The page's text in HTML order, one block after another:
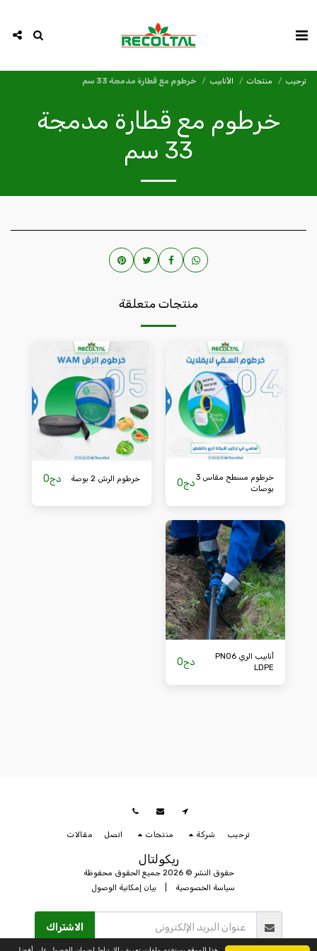
ترحيب منتجات الأنابيب خرطوم مع قطارة مدمجة 33 سم
خرطوم مع قطارة مدمجة
33 سم
منتجات متعلقة
خرطوم مسطح مقاس 3
بوصات
0دج خرطوم الرش 2 بوصة 0دج
أنابيب الري PN06
LDPE
0دج
ريكولتال
حقوق النشر © 2026 جميع الحقوق محفوظة
سياسة الخصوصية
بيان إمكانية الوصول
ترحيب شركة منتجات اتصل مقالات
الاشتراك